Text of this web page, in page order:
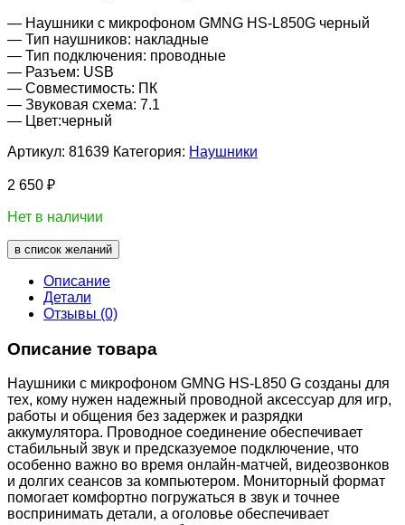
— Наушники с микрофоном GMNG HS-L850G черный
— Тип наушников: накладные
— Тип подключения: проводные
— Разъем: USB
— Совместимость: ПК
— Звуковая схема: 7.1
— Цвет:черный
Артикул: 81639 Категория: Наушники
2 650 ₽
Нет в наличии
в список желаний
Описание
Детали
Отзывы (0)
Описание товара
Наушники с микрофоном GMNG HS-L850 G созданы для
тех, кому нужен надежный проводной аксессуар для игр,
работы и общения без задержек и разрядки
аккумулятора. Проводное соединение обеспечивает
стабильный звук и предсказуемое подключение, что
особенно важно во время онлайн-матчей, видеозвонков
и долгих сеансов за компьютером. Мониторный формат
помогает комфортно погружаться в звук и точнее
воспринимать детали, а оголовье обеспечивает